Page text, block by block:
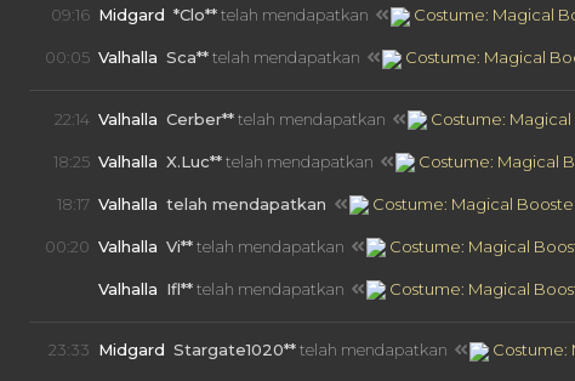
09:16 Midgard *Clo**telah mendapatkan Costume: Magical
00:05 Valhalla Sca**telah mendapatkan Costume: Magical
22:14 Valhalla Cerber**telah mendapatkan Costume:
18:25 Valhalla X.Luc**telah mendapatkan Costume: Magical
18:17 Valhalla telah mendapatkan Costume: Magical
00:20 Valhalla Vi**telah mendapatkan Costume: Magical
Valhalla Ifl**telah mendapatkan Costume: Magical
23:33 Midgard Stargate1020**telah mendapatkan Costume: